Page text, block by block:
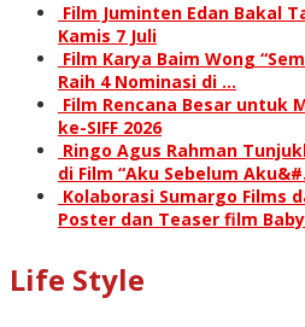
Film Juminten Edan Bakal
Kamis 7 Juli
Film Karya Baim Wong
Raih 4 Nominasi di …
Film Rencana Besar untuk
ke-SIFF 2026
Ringo Agus Rahman
di Film “Aku Sebelum
Kolaborasi Sumargo Films
Poster dan Teaser film
Life Style